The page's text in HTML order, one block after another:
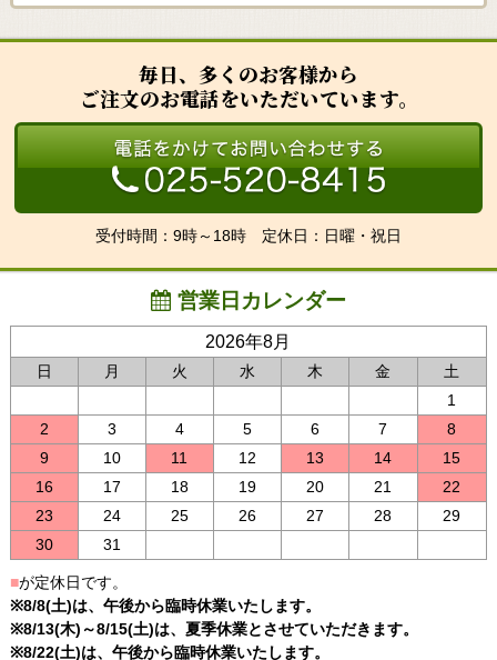
毎日、多くのお客様から
ご注文のお電話をいただいています。
受付時間：9時～18時 定休日：日曜・祝日
営業日カレンダー
2026年8月
日 月 火 水 木 金
土
1
2
3 4 5 6 7
8
9
10 11 12 13 14
15
16
17 18 19 20 21
22
23
24 25 26 27 28
29
30
31
■が定休日です。
※8/8(土)は、午後から臨時休業いたします。
※8/13(木)～8/15(土)は、夏季休業とさせていただきます。
※8/22(土)は、午後から臨時休業いたします。